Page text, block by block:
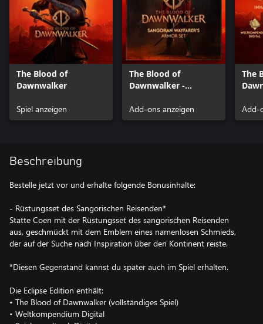
The Blood of
Dawnwalker
Spiel anzeigen
The Blood of
Dawnwalker -
Armor Set
Add-ons anzeigen
The
Add-
Beschreibung
Bestelle jetzt vor und erhalte folgende Bonusinhalte:
- Rüstungsset des Sangorischen Reisenden*
Statte Coen mit der Rüstungsset des sangorischen Reisenden
aus, geschmückt mit dem Emblem eines namenlosen Schmieds,
der auf der Suche nach Inspiration über den Kontinent reiste.
*Diesen Gegenstand kannst du später auch im Spiel erhalten.
Die Eclipse Edition enthält:
• The Blood of Dawnwalker (vollständiges Spiel)
• Weltkompendium Digital